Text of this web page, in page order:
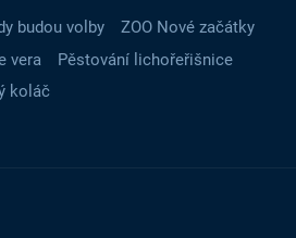
budou volby
ZOO Nové začátky
vera
Pěstování lichořeřišnice
koláč